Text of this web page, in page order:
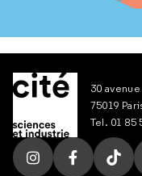
30
75019
Tel. 01 85